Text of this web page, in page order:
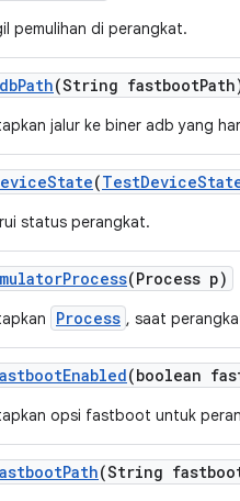
pemulihan di perangkat.
Path(String fastboot
jalur ke biner adb yang
State(TestDevice
status perangkat.
Process(Process p)
Process , saat
Enabled(boolean
opsi fastboot untuk
Path(String